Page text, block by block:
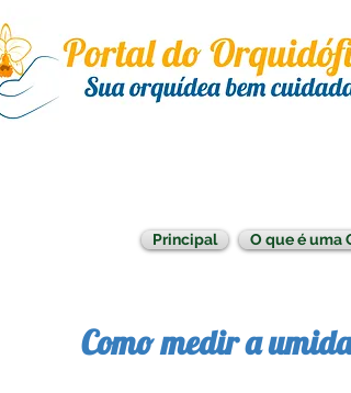
Principal O que é uma
Como medir a